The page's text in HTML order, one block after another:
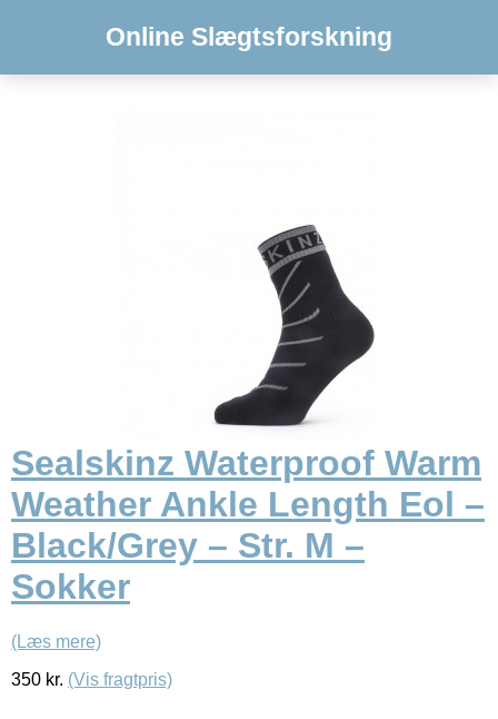
Online Slægtsforskning
Sealskinz Waterproof Warm
Weather Ankle Length Eol –
Black/Grey – Str. M –
Sokker
(Læs mere)
350 kr. (Vis fragtpris)